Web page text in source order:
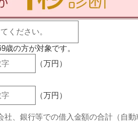
歳の方が対象です。
（万円）
（万円）
、銀行等での借入金額の合計（自動